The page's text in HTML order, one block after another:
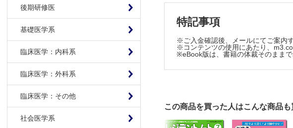
後期研修医
基礎医学系
臨床医学：内科系
臨床医学：外科系
臨床医学：その他
社会医学系
・2022年12月号 Vol.24 No.13 かぜ
・2023年1月号 Vol.24 No.15 救急・
・2023年2月号 Vol.24 No.16 研修
・2023年3月号 Vol.24 No.18 救急・
コツを教えます(2/19配信予定)
・2023年6月号 Vol.25 No.4 診療方
を大公開！(5/19配信予定)
・2023年7月号 Vol.25 No.6 救急腹
特記事項
※ご入金確認後、メールにてご案内
※コンテンツの使用にあたり、
※eBook版は、書籍の体裁そのまま
この商品を買った人はこんな商品